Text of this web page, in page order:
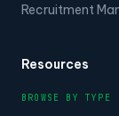
Recruitment
Resources
BROWSE BY TYPE